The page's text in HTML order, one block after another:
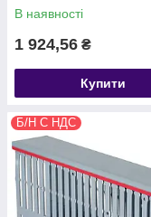
В наявності
1 924,56 ₴
Купити
Б/Н С НДС